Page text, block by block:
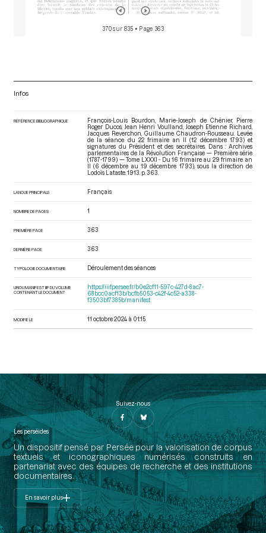
370 sur 835 • Page 363
Infos
RÉFÉRENCE BIBLIOGRAPHIQUE
François-Louis Bourdon, Marie-Joseph de Chénier, Pierre
Roger Ducos, Jean Henri Voulland, Joseph Etienne Richard,
Jacques Reverchon, Guillaume Chaudron-Rousseau. Levée
de la séance du 22 frimaire an II (12 décembre 1793) et
signatures du Président et des secrétaires. Dans : Archives
parlementaires de la Révolution Française — Première série
(1787-1799) — Tome LXXXI - Du 16 frimaire au 29 frimaire an
II (6 décembre au 19 décembre 1793), sous la direction de
Lodoïs Lataste. 1913. p. 363.
LANGUE PRINCIPALE Français
NOMBRE DE PAGES 1
PREMIÈRE PAGE 363
DERNIÈRE PAGE 363
TYPOLOGIE DOCUMENTAIRE Déroulement des séances
URI DU MANIFEST IIIF DU VOLUME
CONTENANT LE DOCUMENT
https://iiif.persee.fr/b0e2cf11-597c-427d-8ac7-
68bcc0acf13b/bcfb5053-c42f-4c52-a338-
f3503bf7385b/manifest
MODIFIÉ LE 11 octobre 2024 à 01:15
Suivez-nous
Les perséides
Un dispositif pensé par Persée pour la valorisation de corpus
textuels et iconographiques numérisés construits en
partenariat avec des équipes de recherche et des institutions
documentaires.
En savoir plus